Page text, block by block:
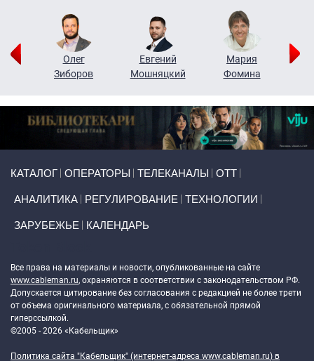
Олег
Зиборов
Евгений
Мошняцкий
Мария
Фомина
КАТАЛОГ ОПЕРАТОРЫ ТЕЛЕКАНАЛЫ ОТТ
АНАЛИТИКА РЕГУЛИРОВАНИЕ ТЕХНОЛОГИИ
ЗАРУБЕЖЬЕ КАЛЕНДАРЬ
Все права на материалы и новости, опубликованные на сайте
www.cableman.ru, охраняются в соответствии с законодательством РФ.
Допускается цитирование без согласования с редакцией не более трети
от объема оригинального материала, с обязательной прямой
гиперссылкой.
©2005 - 2026 «Кабельщик»
Политика сайта "Кабельщик" (интернет-адреса www.cableman.ru) в